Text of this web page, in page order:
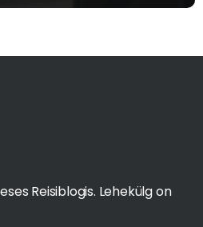
Reisiblogis. Lehekülg on